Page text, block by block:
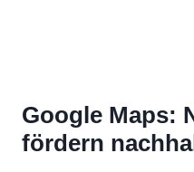
Google Maps:
fördern